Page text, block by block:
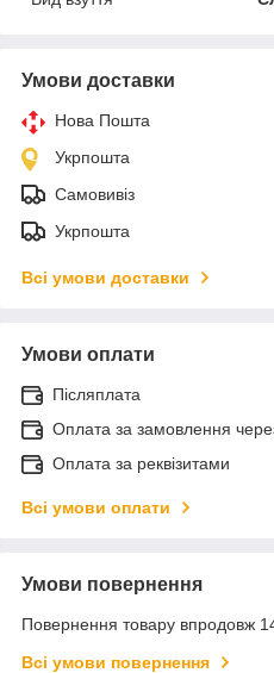
Умови доставки
Нова Пошта
Укрпошта
Самовивіз
Укрпошта
Всі умови доставки
Умови оплати
Післяплата
Оплата за замовлення
Оплата за реквізитами
Всі умови оплати
Умови повернення
Повернення товару впродовж
Всі умови повернення